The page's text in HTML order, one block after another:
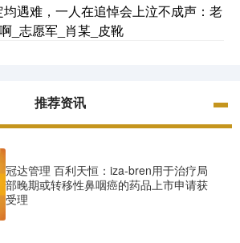
遇难，一人在追悼会上泣不成声：老
_志愿军_肖某_皮靴
推荐资讯
冠达管理 百利天恒：iza-bren用于治疗局
部晚期或转移性鼻咽癌的药品上市申请获
受理